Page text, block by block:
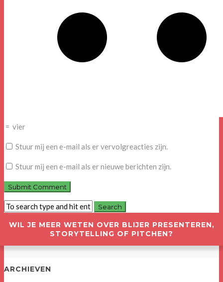
= vier
Stuur mij een e-mail als er vervolgreacties zijn.
Stuur mij een e-mail als er nieuwe berichten zijn.
WIL JE MEER WETEN OVER BLIJER PRESENTEREN,
STORYTELLING OF PITCHEN?
ARCHIEVEN